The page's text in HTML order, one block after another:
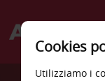
Welcome
Cookies
Utilizziamo i